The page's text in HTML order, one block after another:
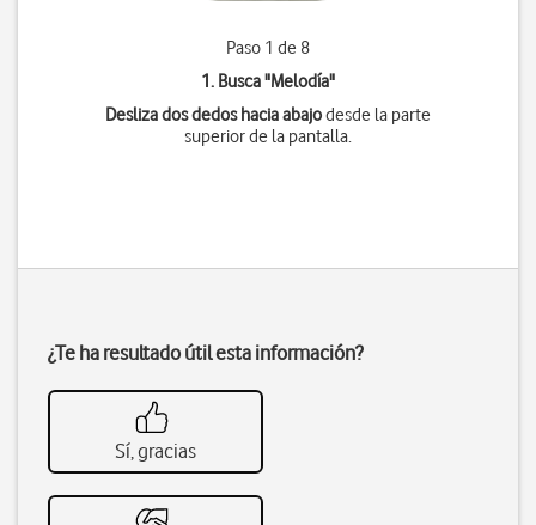
Paso 1 de 8
1. Busca "Melodía"
Desliza dos dedos hacia abajodesde la parte
superior de la pantalla.
¿Te ha resultado útil esta información?
Sí, gracias